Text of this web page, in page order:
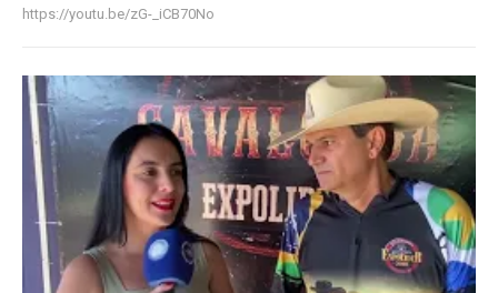
https://youtu.be/zG-_iCB70No